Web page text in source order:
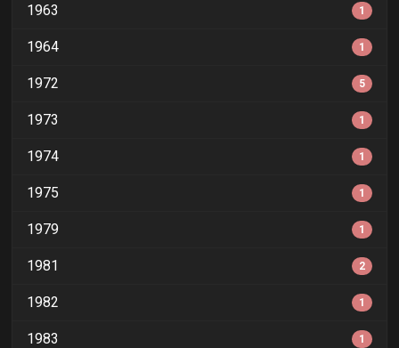
1963 1
1964 1
1972 5
1973 1
1974 1
1975 1
1979 1
1981 2
1982 1
1983 1